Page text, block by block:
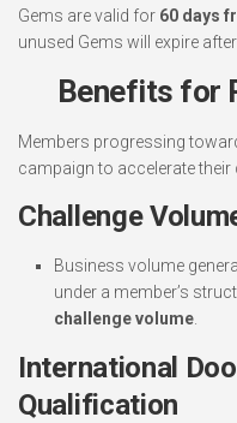
Gems are valid for 60 days
unused Gems will expire
Benefits for
Members progressing
campaign to accelerate their
Challenge
Business volume
under a member’s
challenge volume
International
Qualification